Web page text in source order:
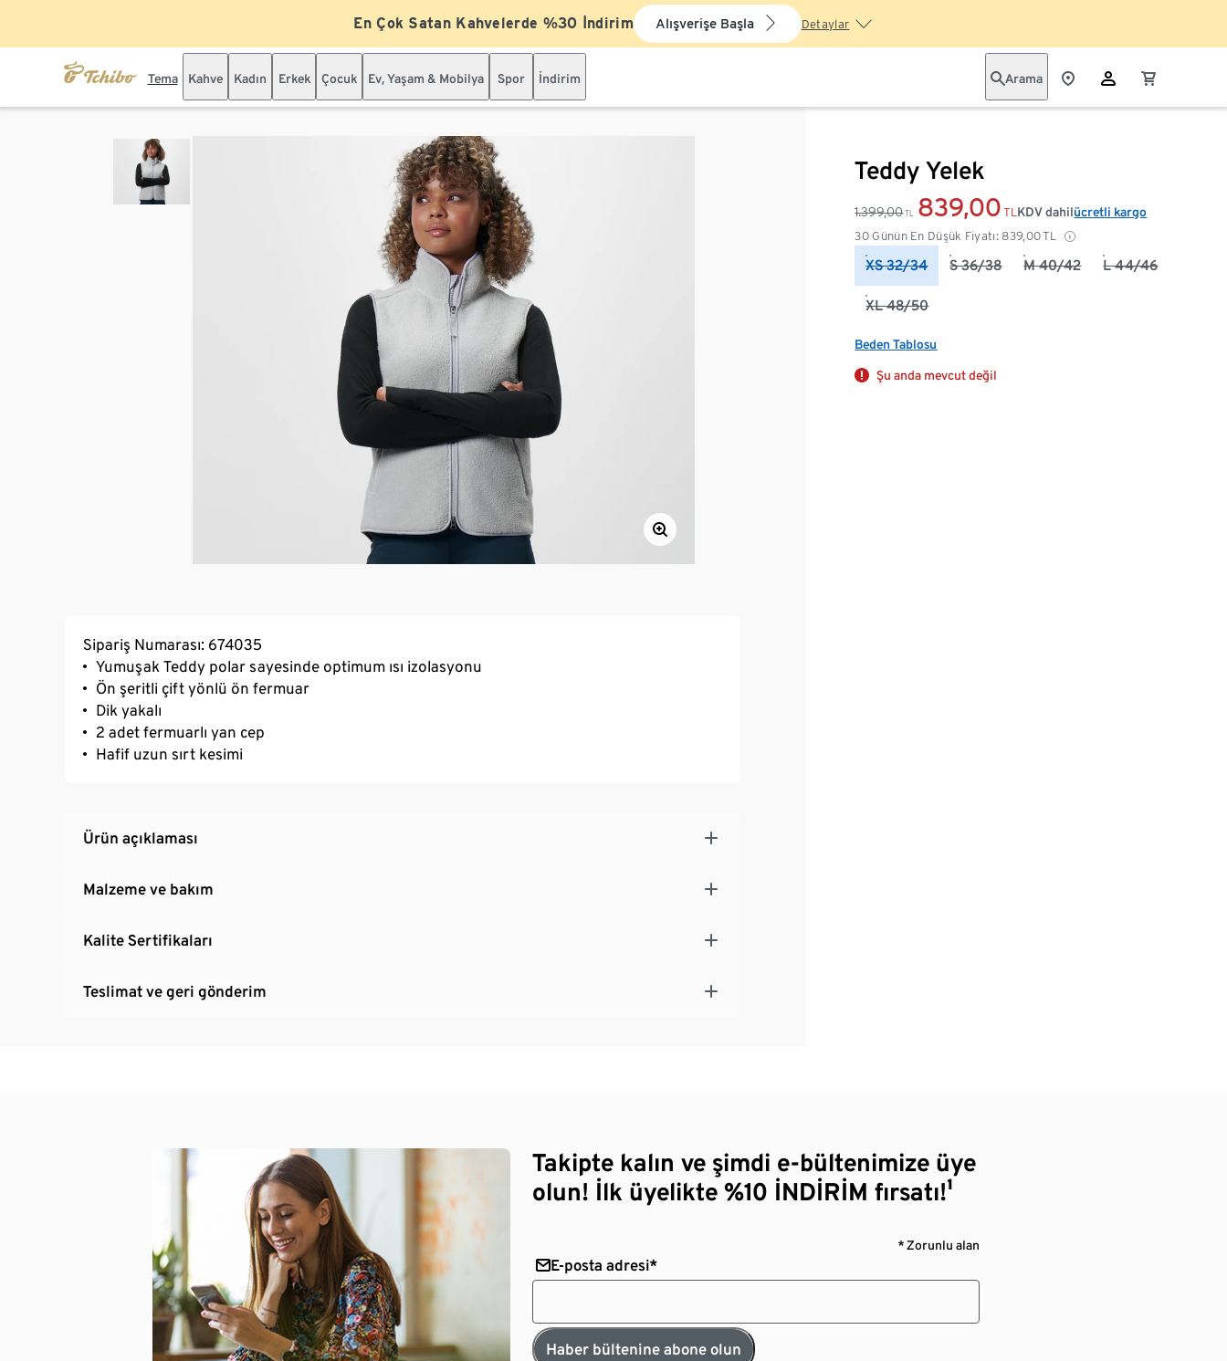
En Çok Satan Kahvelerde %30 İndirim Alışverişe Başla Detaylar
Tema Kahve Kadın Erkek Çocuk Ev, Yaşam & Mobilya Spor İndirim Arama
Teddy Yelek
1.399,00 TL 839,00 TL
30 Günün En Düşük Fiyatı: 839,00TL
KDV dahilücretli kargo
XS 32/34 S 36/38 M 40/42 L 44/46
XL 48/50
Beden Tablosu
Şu anda mevcut değil
Sipariş Numarası: 674035
Yumuşak Teddy polar sayesinde optimum ısı izolasyonu
Ön şeritli çift yönlü ön fermuar
Dik yakalı
2 adet fermuarlı yan cep
Hafif uzun sırt kesimi
Ürün açıklaması
Malzeme ve bakım
Kalite Sertifikaları
Teslimat ve geri gönderim
Takipte kalın ve şimdi e-bültenimize üye
olun! İlk üyelikte %10 İNDİRİM fırsatı!¹
* Zorunlu alan
E-posta adresi*
Haber bültenine abone olun